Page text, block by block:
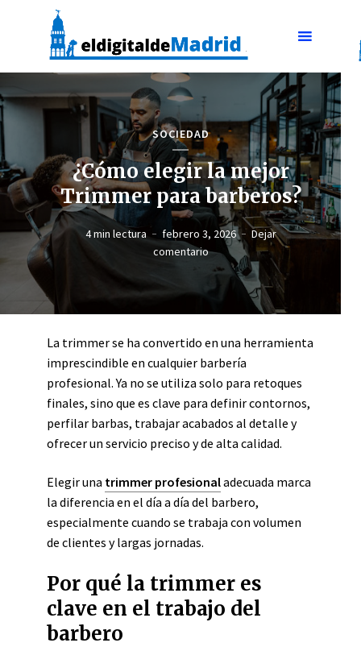
SOCIEDAD
¿Cómo elegir la mejor
Trimmer para barberos?
4 min lectura febrero 3, 2026
Dejar
comentario
La trimmer se ha convertido en una herramienta
imprescindible en cualquier barbería
profesional. Ya no se utiliza solo para retoques
finales, sino que es clave para definir contornos,
perfilar barbas, trabajar acabados al detalle y
ofrecer un servicio preciso y de alta calidad.
Elegir una trimmer profesionaladecuada marca
la diferencia en el día a día del barbero,
especialmente cuando se trabaja con volumen
de clientes y largas jornadas.
Por qué la trimmer es
clave en el trabajo del
barbero